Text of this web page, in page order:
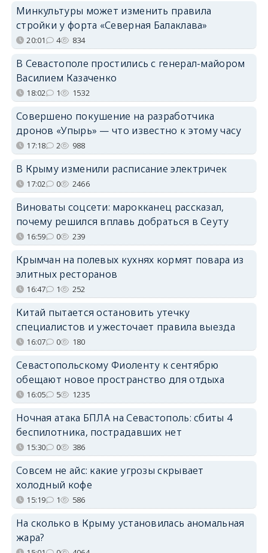
Минкультуры может изменить правила
стройки у форта «Северная Балаклава»
20:01 4 834
В Севастополе простились с генерал-майором
Василием Казаченко
18:02 1 1532
Совершено покушение на разработчика
дронов «Упырь» — что известно к этому часу
17:18 2 988
В Крыму изменили расписание электричек
17:02 0 2466
Виноваты соцсети: марокканец рассказал,
почему решился вплавь добраться в Сеуту
16:59 0 239
Крымчан на полевых кухнях кормят повара из
элитных ресторанов
16:47 1 252
Китай пытается остановить утечку
специалистов и ужесточает правила выезда
16:07 0 180
Севастопольскому Фиоленту к сентябрю
обещают новое пространство для отдыха
16:05 5 1235
Ночная атака БПЛА на Севастополь: сбиты 4
беспилотника, пострадавших нет
15:30 0 386
Совсем не айс: какие угрозы скрывает
холодный кофе
15:19 1 586
На сколько в Крыму установилась аномальная
жара?